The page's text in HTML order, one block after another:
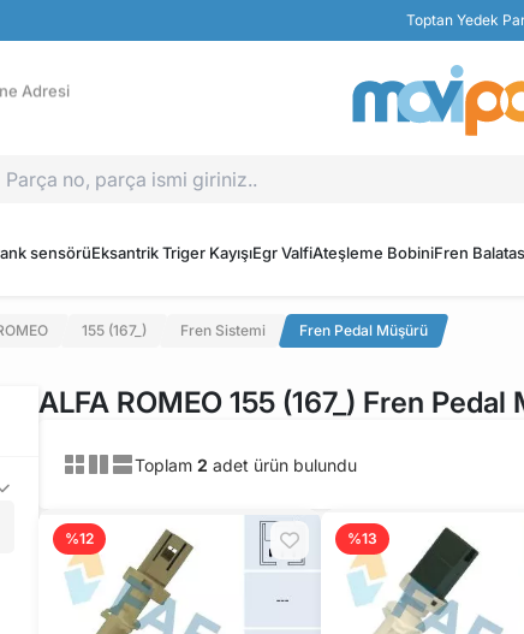
Toptan Yedek
Adresi
sensörüEksantrik Triger KayışıEgr ValfiAteşleme BobiniFren
155 (167_) Fren Sistemi Fren Pedal Müşürü
ALFA ROMEO 155 (167_) Fren Pedal
Toplam 2 adet ürün bulundu
%12 %13